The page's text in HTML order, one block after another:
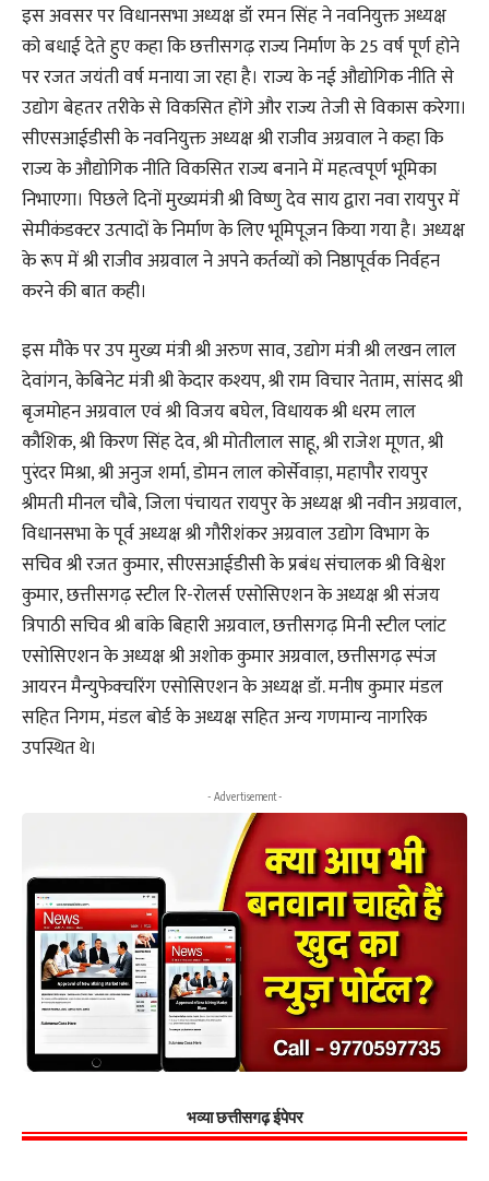
इस अवसर पर विधानसभा अध्यक्ष डॉ रमन सिंह ने नवनियुक्त अध्यक्ष
को बधाई देते हुए कहा कि छत्तीसगढ़ राज्य निर्माण के 25 वर्ष पूर्ण होने
पर रजत जयंती वर्ष मनाया जा रहा है। राज्य के नई औद्योगिक नीति से
उद्योग बेहतर तरीके से विकसित होंगे और राज्य तेजी से विकास करेगा।
सीएसआईडीसी के नवनियुक्त अध्यक्ष श्री राजीव अग्रवाल ने कहा कि
राज्य के औद्योगिक नीति विकसित राज्य बनाने में महत्वपूर्ण भूमिका
निभाएगा। पिछले दिनों मुख्यमंत्री श्री विष्णु देव साय द्वारा नवा रायपुर में
सेमीकंडक्टर उत्पादों के निर्माण के लिए भूमिपूजन किया गया है। अध्यक्ष
के रूप में श्री राजीव अग्रवाल ने अपने कर्तव्यों को निष्ठापूर्वक निर्वहन
करने की बात कही।
इस मौके पर उप मुख्य मंत्री श्री अरुण साव, उद्योग मंत्री श्री लखन लाल
देवांगन, केबिनेट मंत्री श्री केदार कश्यप, श्री राम विचार नेताम, सांसद श्री
बृजमोहन अग्रवाल एवं श्री विजय बघेल, विधायक श्री धरम लाल
कौशिक, श्री किरण सिंह देव, श्री मोतीलाल साहू, श्री राजेश मूणत, श्री
पुरंदर मिश्रा, श्री अनुज शर्मा, डोमन लाल कोर्सेवाड़ा, महापौर रायपुर
श्रीमती मीनल चौबे, जिला पंचायत रायपुर के अध्यक्ष श्री नवीन अग्रवाल,
विधानसभा के पूर्व अध्यक्ष श्री गौरीशंकर अग्रवाल उद्योग विभाग के
सचिव श्री रजत कुमार, सीएसआईडीसी के प्रबंध संचालक श्री विश्वेश
कुमार, छत्तीसगढ़ स्टील रि-रोलर्स एसोसिएशन के अध्यक्ष श्री संजय
त्रिपाठी सचिव श्री बांके बिहारी अग्रवाल, छत्तीसगढ़ मिनी स्टील प्लांट
एसोसिएशन के अध्यक्ष श्री अशोक कुमार अग्रवाल, छत्तीसगढ़ स्पंज
आयरन मैन्युफेक्चरिंग एसोसिएशन के अध्यक्ष डॉ. मनीष कुमार मंडल
सहित निगम, मंडल बोर्ड के अध्यक्ष सहित अन्य गणमान्य नागरिक
उपस्थित थे।
- Advertisement -
भव्या छत्तीसगढ़ ईपेपर